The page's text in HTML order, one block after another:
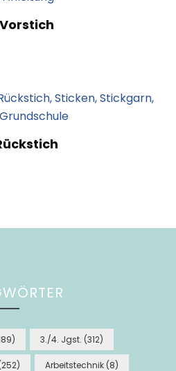
3./4. Jgst. (312)
Arbeitstechnik (8)